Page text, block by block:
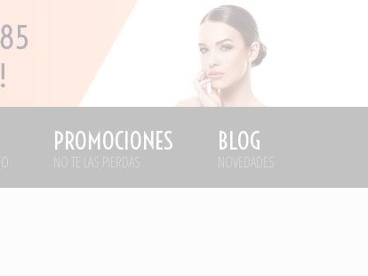
PROMOCIONES
NO TE LAS PIERDAS
BLOG
NOVEDADES